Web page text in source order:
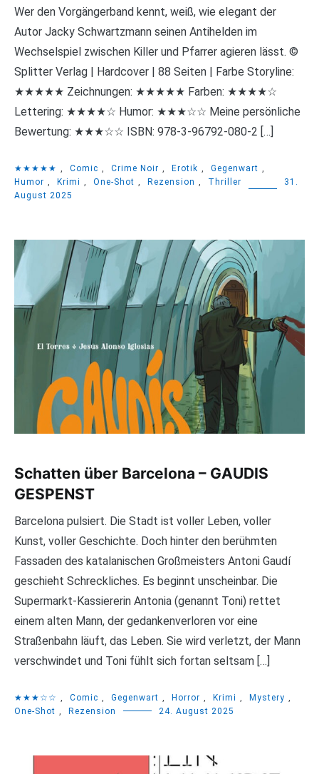
Wer den Vorgängerband kennt, weiß, wie elegant der
Autor Jacky Schwartzmann seinen Antihelden im
Wechselspiel zwischen Killer und Pfarrer agieren lässt. ©
Splitter Verlag | Hardcover | 88 Seiten | Farbe Storyline:
★★★★★ Zeichnungen: ★★★★★ Farben: ★★★★☆
Lettering: ★★★★☆ Humor: ★★★☆☆ Meine persönliche
Bewertung: ★★★☆☆ ISBN: 978-3-96792-080-2 […]
★★★★★ , Comic , Crime Noir , Erotik , Gegenwart ,
Humor , Krimi , One-Shot , Rezension , Thriller
31.
August 2025
Schatten über Barcelona – GAUDIS
GESPENST
Barcelona pulsiert. Die Stadt ist voller Leben, voller
Kunst, voller Geschichte. Doch hinter den berühmten
Fassaden des katalanischen Großmeisters Antoni Gaudí
geschieht Schreckliches. Es beginnt unscheinbar. Die
Supermarkt-Kassiererin Antonia (genannt Toni) rettet
einem alten Mann, der gedankenverloren vor eine
Straßenbahn läuft, das Leben. Sie wird verletzt, der Mann
verschwindet und Toni fühlt sich fortan seltsam […]
★★★☆☆ , Comic , Gegenwart , Horror , Krimi , Mystery ,
One-Shot , Rezension 24. August 2025